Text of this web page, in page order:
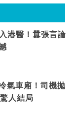
港醫！囂張言論
氣車廂！司機拋
人結局